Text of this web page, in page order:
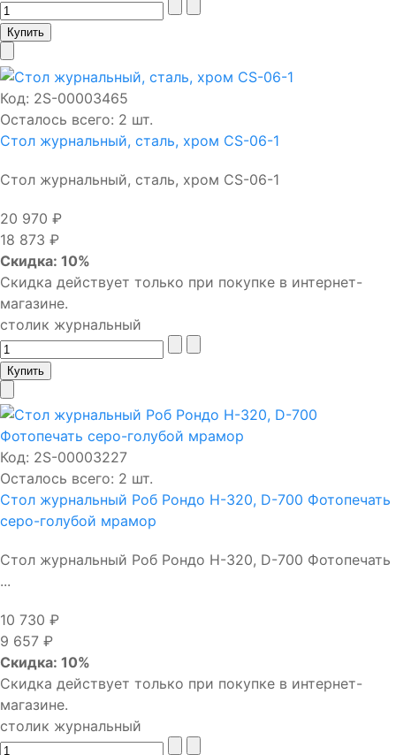
Код: 2S-00003465
Осталось всего: 2 шт.
Стол журнальный, сталь, хром CS-06-1
Стол журнальный, сталь, хром CS-06-1
20 970 ₽
18 873 ₽
Скидка: 10%
Скидка действует только при покупке в интернет-
магазине.
столик журнальный
Код: 2S-00003227
Осталось всего: 2 шт.
Стол журнальный Роб Рондо Н-320, D-700 Фотопечать
серо-голубой мрамор
Стол журнальный Роб Рондо Н-320, D-700 Фотопечать
...
10 730 ₽
9 657 ₽
Скидка: 10%
Скидка действует только при покупке в интернет-
магазине.
столик журнальный